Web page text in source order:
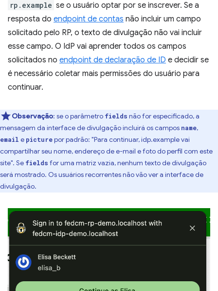
rp.example se o usuário optar por se inscrever. Se a
resposta do endpoint de contas não incluir um campo
solicitado pelo RP, o texto de divulgação não vai incluir
esse campo. O IdP vai aprender todos os campos
solicitados no endpoint de declaração de ID e decidir se
é necessário coletar mais permissões do usuário para
continuar.
Observação: se o parâmetro fields não for especificado, a
mensagem da interface de divulgação incluirá os campos name,
email e picturepor padrão: "Para continuar, idp.example vai
compartilhar seu nome, endereço de e-mail e foto do perfil com este
site". Se fields for uma matriz vazia, nenhum texto de divulgação
será mostrado. Os usuários recorrentes não vão ver a interface de
divulgação.